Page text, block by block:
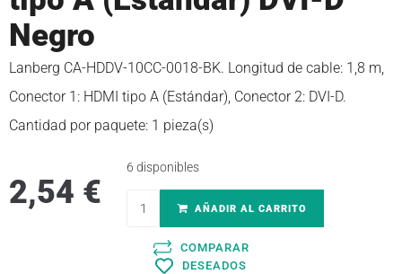
Negro
Lanberg CA-HDDV-10CC-0018-BK. Longitud de cable: 1,8 m,
Conector 1: HDMI tipo A (Estándar), Conector 2: DVI-D.
Cantidad por paquete: 1 pieza(s)
2,54 €
6 disponibles
AÑADIR AL CARRITO
COMPARAR
DESEADOS